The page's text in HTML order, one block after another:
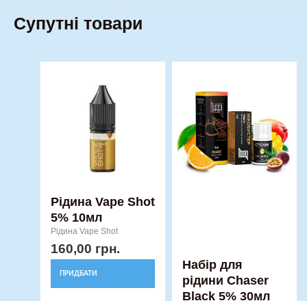
Супутні товари
Рідина Vape Shot
5% 10мл
Рідина Vape Shot
160,00 грн.
ПРИДБАТИ
варіантів.
Параметри
вибрати
на
сторінці
товару
Набір для
рідини Chaser
Black 5% 30мл
340,00 грн..
має
кілька
варіантів.
Параметри